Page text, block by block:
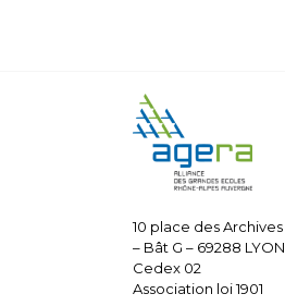
10 place des Archives
– Bât G – 69288 LYON
Cedex 02
Association loi 1901